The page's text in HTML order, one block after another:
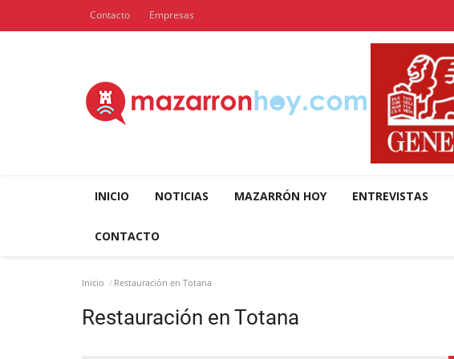
Contacto Empresas
INICIO NOTICIAS MAZARRÓN HOY ENTREVISTAS
CONTACTO
Inicio Restauración en Totana
Restauración en Totana